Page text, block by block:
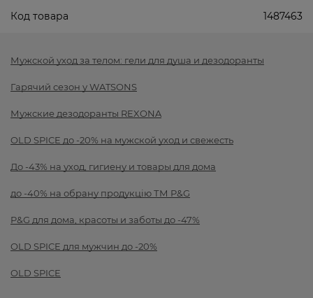
Код товара 1487463
Мужской уход за телом: гели для душа и дезодоранты
Гарячий сезон у WATSONS
Мужские дезодоранты REXONA
OLD SPICE до -20% на мужской уход и свежесть
До -43% на уход, гигиену и товары для дома
до -40% на обрану продукцію ТМ P&G
P&G для дома, красоты и заботы до -47%
OLD SPICE для мужчин до -20%
OLD SPICE